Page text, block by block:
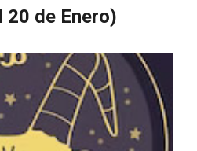
20 de Enero)